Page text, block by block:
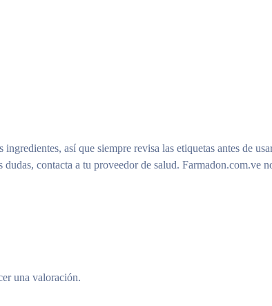
así que siempre revisa las etiquetas antes de
contacta a tu proveedor de salud. Farmadon.com.ve
una valoración.